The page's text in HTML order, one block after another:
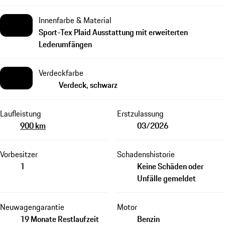
Innenfarbe & Material
Sport-Tex Plaid Ausstattung mit erweiterten
Lederumfängen
Verdeckfarbe
Verdeck, schwarz
Laufleistung
900 km
Erstzulassung
03/2026
Vorbesitzer
1
Schadenshistorie
Keine Schäden oder
Unfälle gemeldet
Neuwagengarantie
19 Monate Restlaufzeit
Motor
Benzin